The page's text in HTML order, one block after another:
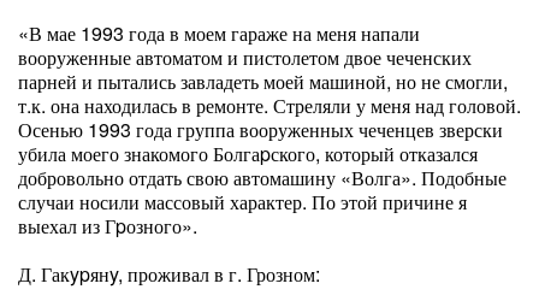
«В мае 1993 года в моем гараже на меня напали
вооруженные автоматом и пистолетом двое чеченских
парней и пытались завладеть моей машиной, но не смогли,
т.к. она находилась в ремонте. Стреляли у меня над головой.
Осенью 1993 года группа вооруженных чеченцев зверски
убила моего знакомого Болгаpского, который отказался
добровольно отдать свою автомашину «Волга». Подобные
случаи носили массовый характер. По этой причине я
выехал из Гpозного».
Д. Гакypянy, проживал в г. Грозном: